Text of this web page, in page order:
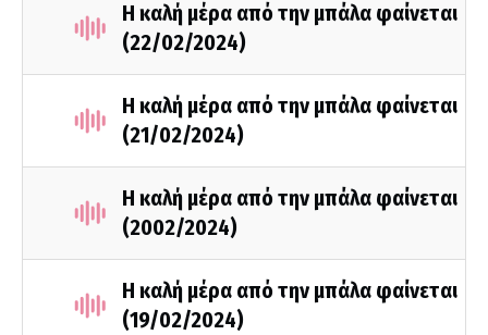
Η καλή μέρα από την μπάλα φαίνεται
(22/02/2024)
Η καλή μέρα από την μπάλα φαίνεται
(21/02/2024)
Η καλή μέρα από την μπάλα φαίνεται
(2002/2024)
Η καλή μέρα από την μπάλα φαίνεται
(19/02/2024)